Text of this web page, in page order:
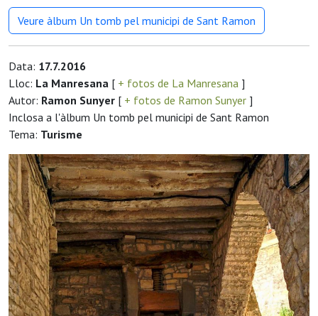
Veure àlbum Un tomb pel municipi de Sant Ramon
Data: 17.7.2016
Lloc: La Manresana [ + fotos de La Manresana ]
Autor: Ramon Sunyer [ + fotos de Ramon Sunyer ]
Inclosa a l'àlbum Un tomb pel municipi de Sant Ramon
Tema: Turisme